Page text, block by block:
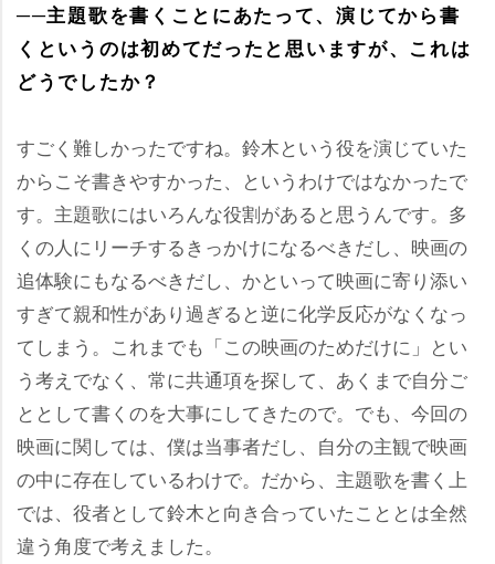
──主題歌を書くことにあたって、演じてから書
くというのは初めてだったと思いますが、これは
どうでしたか？
すごく難しかったですね。鈴木という役を演じていた
からこそ書きやすかった、というわけではなかったで
す。主題歌にはいろんな役割があると思うんです。多
くの人にリーチするきっかけになるべきだし、映画の
追体験にもなるべきだし、かといって映画に寄り添い
すぎて親和性があり過ぎると逆に化学反応がなくなっ
てしまう。これまでも「この映画のためだけに」とい
う考えでなく、常に共通項を探して、あくまで自分ご
ととして書くのを大事にしてきたので。でも、今回の
映画に関しては、僕は当事者だし、自分の主観で映画
の中に存在しているわけで。だから、主題歌を書く上
では、役者として鈴木と向き合っていたこととは全然
違う角度で考えました。